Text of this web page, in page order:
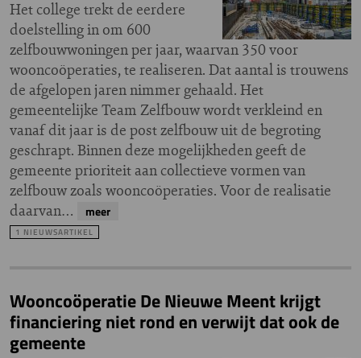
Het college trekt de eerdere
doelstelling in om 600
zelfbouwwoningen per jaar, waarvan 350 voor
wooncoöperaties, te realiseren. Dat aantal is trouwens
de afgelopen jaren nimmer gehaald. Het
gemeentelijke Team Zelfbouw wordt verkleind en
vanaf dit jaar is de post zelfbouw uit de begroting
geschrapt. Binnen deze mogelijkheden geeft de
gemeente prioriteit aan collectieve vormen van
zelfbouw zoals wooncoöperaties. Voor de realisatie
daarvan…
meer
1 NIEUWSARTIKEL
Wooncoöperatie De Nieuwe Meent krijgt
financiering niet rond en verwijt dat ook de
gemeente